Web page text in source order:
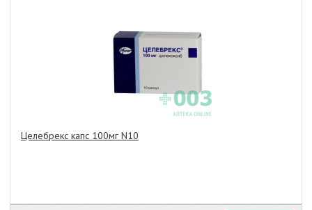
Целебрекс капс 100мг N10